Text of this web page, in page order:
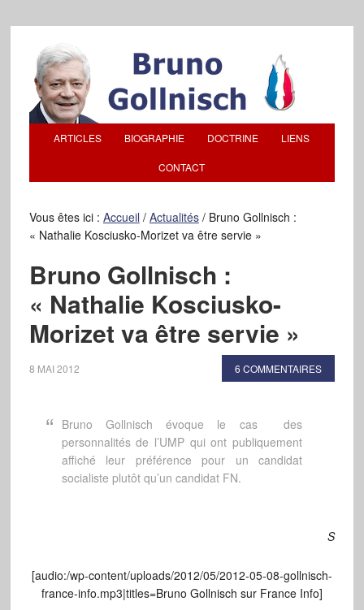
ARTICLES BIOGRAPHIE DOCTRINE LIENS
CONTACT
Vous êtes ici : Accueil / Actualités /Bruno Gollnisch :
« Nathalie Kosciusko-Morizet va être servie »
Bruno Gollnisch :
« Nathalie Kosciusko-
Morizet va être servie »
8 MAI 2012 6 COMMENTAIRES
Bruno Gollnisch évoque le cas des
personnalités de l’UMP qui ont publiquement
affiché leur préférence pour un candidat
socialiste plutôt qu’un candidat FN.
S
[audio:/wp-content/uploads/2012/05/2012-05-08-gollnisch-
france-info.mp3|titles=Bruno Gollnisch sur France Info]